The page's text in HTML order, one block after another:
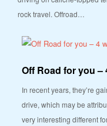
rock travel. Offroad…
Off Road for you –
In recent years, they’re
drive, which may be
very interesting different